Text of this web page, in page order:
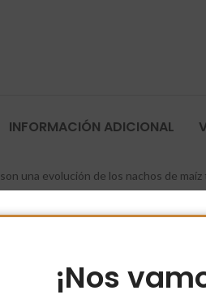
¡Nos
INFORMACIÓN ADICIONAL
son una evolución de los nachos de